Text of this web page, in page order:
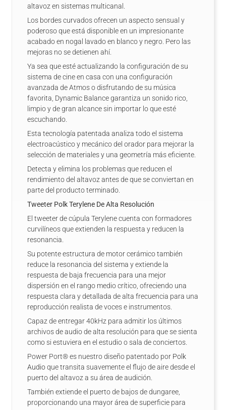
altavoz en sistemas multicanal.
Los bordes curvados ofrecen un aspecto sensual y
poderoso que está disponible en un impresionante
acabado en nogal lavado en blanco y negro. Pero las
mejoras no se detienen ahí.
Ya sea que esté actualizando la configuración de su
sistema de cine en casa con una configuración
avanzada de Atmos o disfrutando de su música
favorita, Dynamic Balance garantiza un sonido rico,
limpio y de gran alcance sin importar lo que esté
escuchando.
Esta tecnología patentada analiza todo el sistema
electroacústico y mecánico del orador para mejorar la
selección de materiales y una geometría más eficiente.
Detecta y elimina los problemas que reducen el
rendimiento del altavoz antes de que se conviertan en
parte del producto terminado.
Tweeter Polk Terylene De Alta Resolución
El tweeter de cúpula Terylene cuenta con formadores
curvilíneos que extienden la respuesta y reducen la
resonancia.
Su potente estructura de motor cerámico también
reduce la resonancia del sistema y extiende la
respuesta de baja frecuencia para una mejor
dispersión en el rango medio crítico, ofreciendo una
respuesta clara y detallada de alta frecuencia para una
reproducción realista de voces e instrumentos.
Capaz de entregar 40kHz para admitir los últimos
archivos de audio de alta resolución para que se sienta
como si estuviera en el estudio o sala de conciertos.
Power Port® es nuestro diseño patentado por Polk
Audioque transita suavemente el flujo de aire desde el
puerto del altavoz a su área de audición.
También extiende el puerto de bajos de dungaree,
proporcionando una mayor área de superficie para